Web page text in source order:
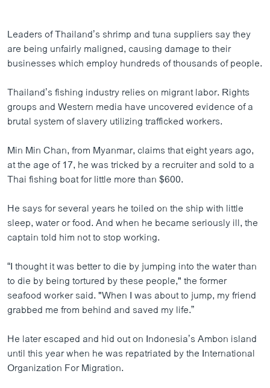
Leaders of Thailand’s shrimp and tuna suppliers say they
are being unfairly maligned, causing damage to their
businesses which employ hundreds of thousands of people.
Thailand’s fishing industry relies on migrant labor. Rights
groups and Western media have uncovered evidence of a
brutal system of slavery utilizing trafficked workers.
Min Min Chan, from Myanmar, claims that eight years ago,
at the age of 17, he was tricked by a recruiter and sold to a
Thai fishing boat for little more than $600.
He says for several years he toiled on the ship with little
sleep, water or food. And when he became seriously ill, the
captain told him not to stop working.
“I thought it was better to die by jumping into the water than
to die by being tortured by these people," the former
seafood worker said. "When I was about to jump, my friend
grabbed me from behind and saved my life.”
He later escaped and hid out on Indonesia’s Ambon island
until this year when he was repatriated by the International
Organization For Migration.